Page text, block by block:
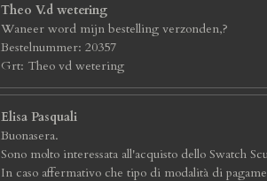
Theo V.d wetering
Waneer word mijn bestelling verzonden,?
Bestelnummer: 20357
Grt: Theo vd wetering
Elisa Pasquali
Buonasera.
Sono molto interessata all'acquisto dello Swatch
In caso affermativo che tipo di modalità di